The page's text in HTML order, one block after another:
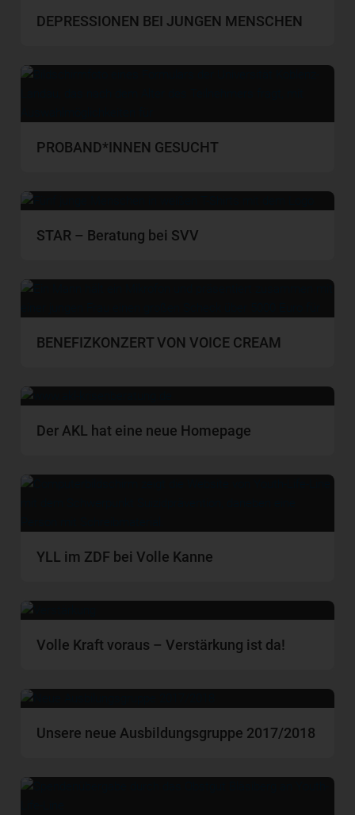
DEPRESSIONEN BEI JUNGEN MENSCHEN
PROBAND*INNEN GESUCHT
STAR – Beratung bei SVV
BENEFIZKONZERT VON VOICE CREAM
Der AKL hat eine neue Homepage
YLL im ZDF bei Volle Kanne
Volle Kraft voraus – Verstärkung ist da!
Unsere neue Ausbildungsgruppe 2017/2018